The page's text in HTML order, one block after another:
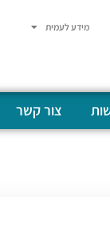
מידע לעמית
צור קשר